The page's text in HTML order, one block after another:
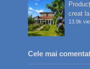
creat
13.9k
Cele mai